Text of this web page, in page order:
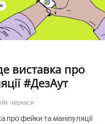
виставка про
#ДезАут
черкаси
про фейки та маніпуляції